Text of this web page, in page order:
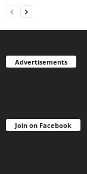
Advertisements
Join on Facebook